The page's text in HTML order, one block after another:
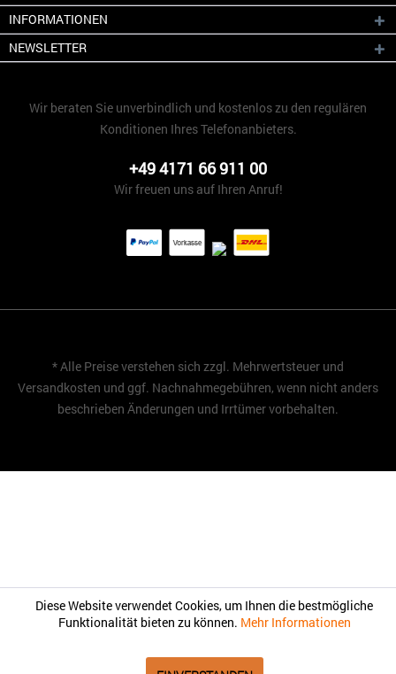
INFORMATIONEN
NEWSLETTER
Wir beraten Sie unverbindlich und kostenlos zu den regulären
Konditionen Ihres Telefonanbieters.
+49 4171 66 911 00
Wir freuen uns auf Ihren Anruf!
* Alle Preise verstehen sich zzgl. Mehrwertsteuer und
Versandkosten und ggf. Nachnahmegebühren, wenn nicht anders
beschrieben Änderungen und Irrtümer vorbehalten.
Diese Website verwendet Cookies, um Ihnen die bestmögliche
Funktionalität bieten zu können. Mehr Informationen